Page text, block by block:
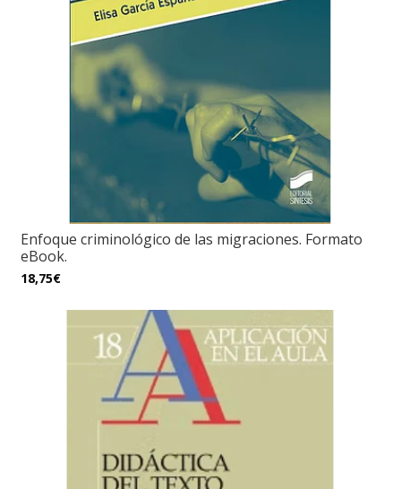
Enfoque criminológico de las migraciones. Formato
eBook.
18,75€